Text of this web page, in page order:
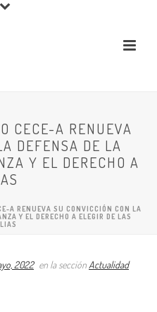
CECE-A RENUEVA
DEFENSA DE LA
Y EL DERECHO A
A RENUEVA SU CONVICCIÓN CON LA
Y EL DERECHO A ELEGIR DE LAS
2022 en la sección Actualidad